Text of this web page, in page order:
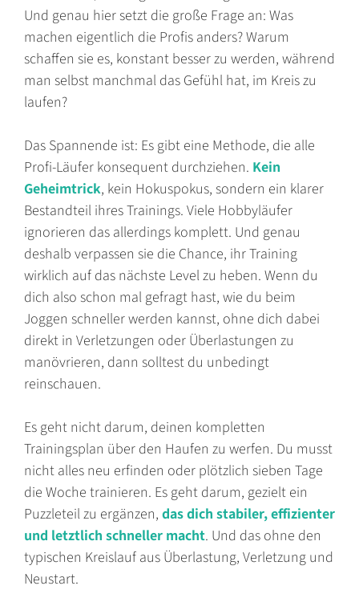
Und genau hier setzt die große Frage an: Was
machen eigentlich die Profis anders? Warum
schaffen sie es, konstant besser zu werden, während
man selbst manchmal das Gefühl hat, im Kreis zu
laufen?
Das Spannende ist: Es gibt eine Methode, die alle
Profi-Läufer konsequent durchziehen. Kein
Geheimtrick, kein Hokuspokus, sondern ein klarer
Bestandteil ihres Trainings. Viele Hobbyläufer
ignorieren das allerdings komplett. Und genau
deshalb verpassen sie die Chance, ihr Training
wirklich auf das nächste Level zu heben. Wenn du
dich also schon mal gefragt hast, wie du beim
Joggen schneller werden kannst, ohne dich dabei
direkt in Verletzungen oder Überlastungen zu
manövrieren, dann solltest du unbedingt
reinschauen.
Es geht nicht darum, deinen kompletten
Trainingsplan über den Haufen zu werfen. Du musst
nicht alles neu erfinden oder plötzlich sieben Tage
die Woche trainieren. Es geht darum, gezielt ein
Puzzleteil zu ergänzen, das dich stabiler, effizienter
und letztlich schneller macht. Und das ohne den
typischen Kreislauf aus Überlastung, Verletzung und
Neustart.